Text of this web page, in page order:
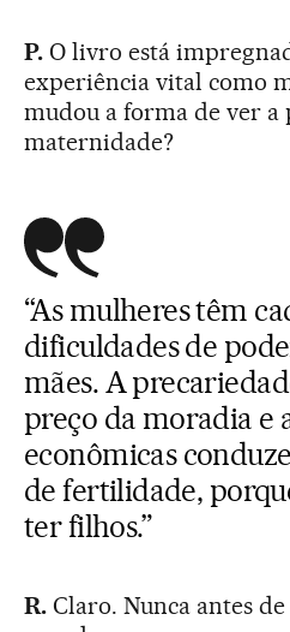
P.O livro está
experiência vital como
mudou a forma de ver
maternidade?
“As mulheres têm
dificuldades de
mães. A
preço da moradia e
econômicas
de fertilidade,
ter filhos.”
R.Claro. Nunca antes